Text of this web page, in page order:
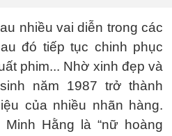
nhiều vai diễn trong các
đó tiếp tục chinh phục
phim... Nhờ xinh đẹp và
năm 1987 trở thành
của nhiều nhãn hàng.
Hằng là “nữ hoàng